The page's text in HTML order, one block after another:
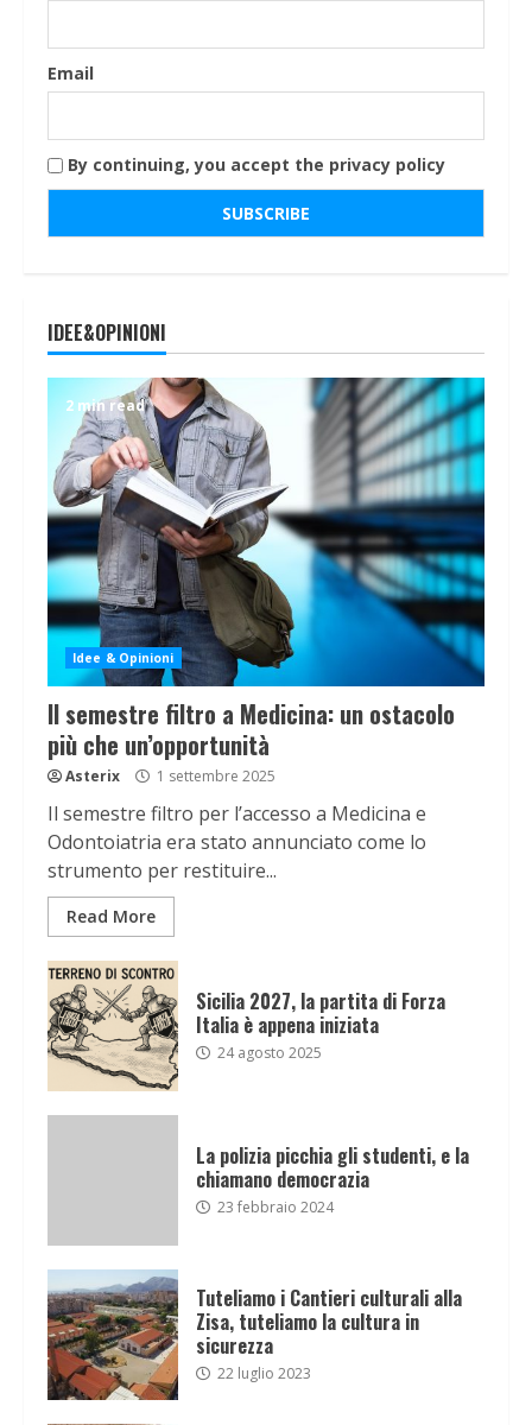
Email
By continuing, you accept the privacy policy
IDEE&OPINIONI
2 min read
Idee & Opinioni
Il semestre filtro a Medicina: un ostacolo
più che un’opportunità
Asterix 1 settembre 2025
Il semestre filtro per l’accesso a Medicina e
Odontoiatria era stato annunciato come lo
strumento per restituire...
Read More
Sicilia 2027, la partita di Forza
Italia è appena iniziata
24 agosto 2025
La polizia picchia gli studenti, e la
chiamano democrazia
23 febbraio 2024
Tuteliamo i Cantieri culturali alla
Zisa, tuteliamo la cultura in
sicurezza
22 luglio 2023